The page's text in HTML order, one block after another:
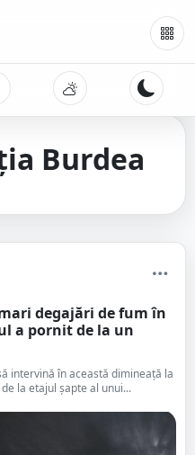
Burdea
degajări de fum în
a pornit de la un
intervină în această dimineață la
la etajul șapte al unui...